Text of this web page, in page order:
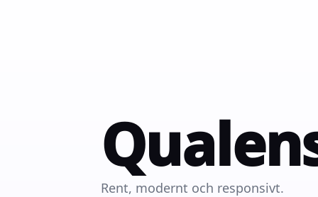
Rent, modernt och responsivt.